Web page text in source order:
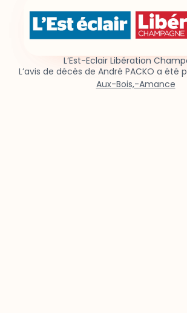
L’Est-Eclair Libération
L’avis de décès de André PACKO a été
Aux-Bois,-Amance